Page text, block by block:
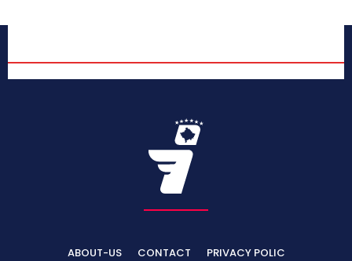
ABOUT-US CONTACT
PRIVACY POLIC